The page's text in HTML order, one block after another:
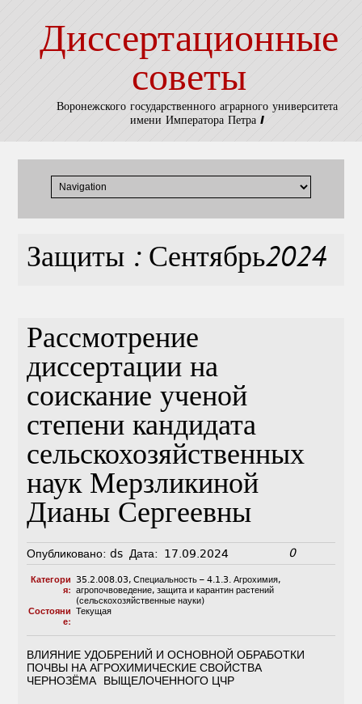
Диссертационные
советы
Воронежского государственного аграрного университета
имени Императора Петра I
Защиты : Сентябрь2024
Рассмотрение
диссертации на
соискание ученой
степени кандидата
сельскохозяйственных
наук Мерзликиной
Дианы Сергеевны
Опубликовано: ds Дата: 17.09.2024 0
Категори
я:
35.2.008.03, Cпециальность – 4.1.3. Агрохимия,
агропочвоведение, защита и карантин растений
(сельскохозяйственные науки)
Состояни
е:
Текущая
ВЛИЯНИЕ УДОБРЕНИЙ И ОСНОВНОЙ ОБРАБОТКИ
ПОЧВЫ НА АГРОХИМИЧЕСКИЕ СВОЙСТВА
ЧЕРНОЗЁМА ВЫЩЕЛОЧЕННОГО ЦЧР